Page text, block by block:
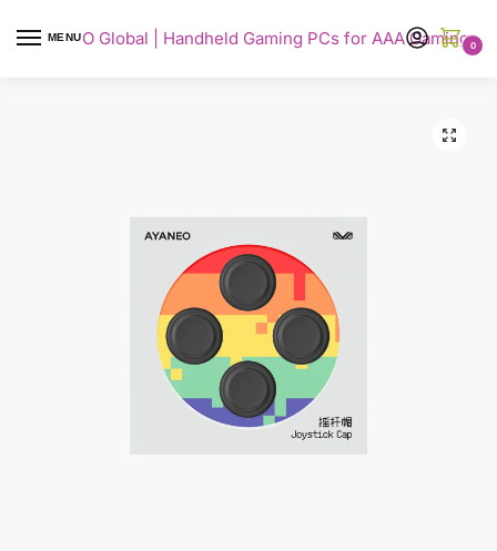
MENU
AYANEO Global | Handheld Gaming PCs for AAA Gaming0